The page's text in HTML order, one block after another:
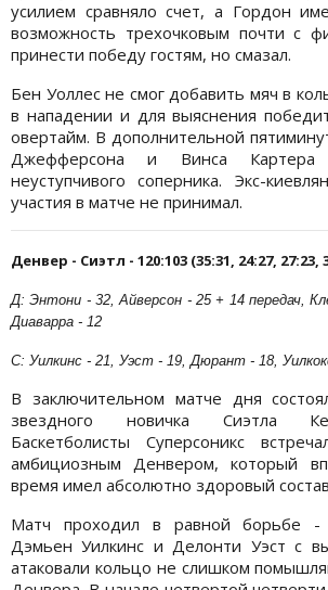
усилием сравняло счет, а Гордон
возможность трехочковым почти с
принести победу гостям, но смазал.
Бен Уоллес не смог добавить мяч в
в нападении и для выяснения
овертайм. В дополнительной
Джефферсона и Винса Картера
неуступчивого соперника. Экс-
участия в матче не принимал.
Денвер - Сиэтл - 120:103 (35:31, 24:27, 27:23,
Д: Энтони - 32, Айверсон - 25 + 14 передач,
Диаварра - 12
С: Уилкинс - 21, Уэст - 19, Дюрант - 18,
В заключительном матче дня
звездного новичка Сиэтла
Баскетболисты Суперсоникс
амбициозным Денвером, который
время имел абсолютно здоровый
Матч проходил в равной борьбе -
Дэмьен Уилкинс и Делонти Уэст с
атаковали кольцо не слишком